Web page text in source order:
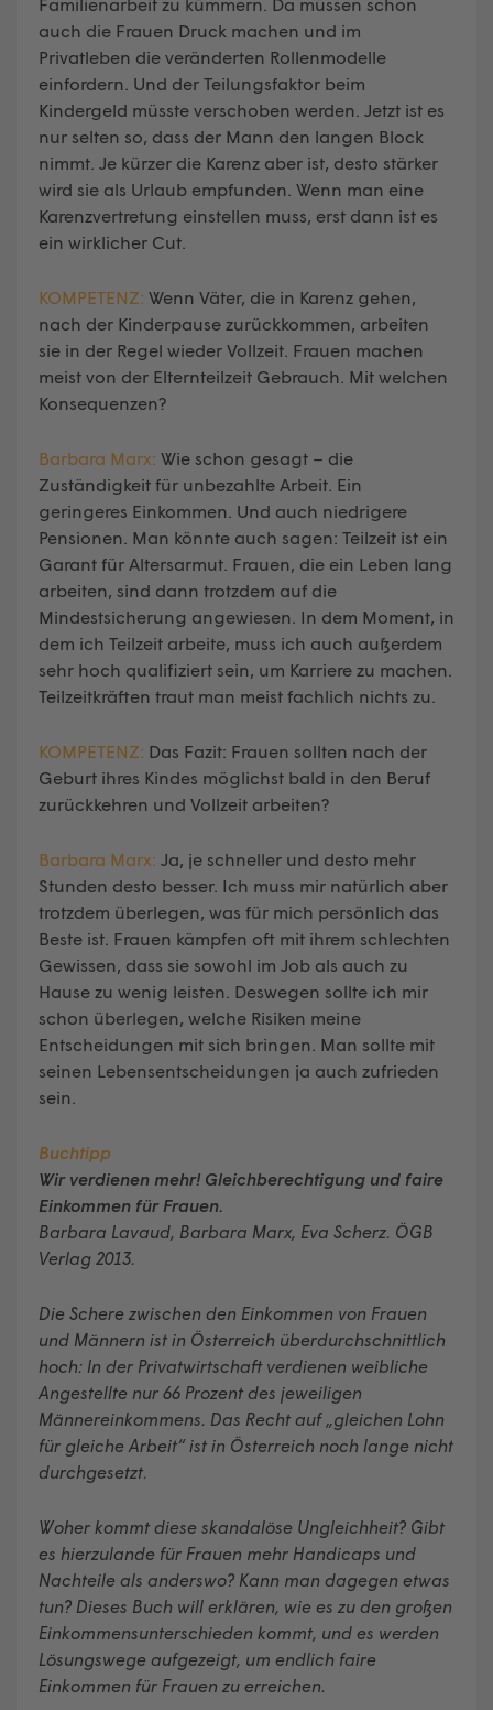
auch die Frauen Druck machen und im
Privatleben die veränderten Rollenmodelle
einfordern. Und der Teilungsfaktor beim
Kindergeld müsste verschoben werden. Jetzt ist es
nur selten so, dass der Mann den langen Block
nimmt. Je kürzer die Karenz aber ist, desto stärker
wird sie als Urlaub empfunden. Wenn man eine
Karenzvertretung einstellen muss, erst dann ist es
ein wirklicher Cut.
KOMPETENZ: Wenn Väter, die in Karenz gehen,
nach der Kinderpause zurückkommen, arbeiten
sie in der Regel wieder Vollzeit. Frauen machen
meist von der Elternteilzeit Gebrauch. Mit welchen
Konsequenzen?
Barbara Marx: Wie schon gesagt – die
Zuständigkeit für unbezahlte Arbeit. Ein
geringeres Einkommen. Und auch niedrigere
Pensionen. Man könnte auch sagen: Teilzeit ist ein
Garant für Altersarmut. Frauen, die ein Leben lang
arbeiten, sind dann trotzdem auf die
Mindestsicherung angewiesen. In dem Moment, in
dem ich Teilzeit arbeite, muss ich auch außerdem
sehr hoch qualifiziert sein, um Karriere zu machen.
Teilzeitkräften traut man meist fachlich nichts zu.
KOMPETENZ: Das Fazit: Frauen sollten nach der
Geburt ihres Kindes möglichst bald in den Beruf
zurückkehren und Vollzeit arbeiten?
Barbara Marx: Ja, je schneller und desto mehr
Stunden desto besser. Ich muss mir natürlich aber
trotzdem überlegen, was für mich persönlich das
Beste ist. Frauen kämpfen oft mit ihrem schlechten
Gewissen, dass sie sowohl im Job als auch zu
Hause zu wenig leisten. Deswegen sollte ich mir
schon überlegen, welche Risiken meine
Entscheidungen mit sich bringen. Man sollte mit
seinen Lebensentscheidungen ja auch zufrieden
sein.
Buchtipp
Wir verdienen mehr! Gleichberechtigung und faire
Einkommen für Frauen.
Barbara Lavaud, Barbara Marx, Eva Scherz. ÖGB
Verlag 2013.
Die Schere zwischen den Einkommen von Frauen
und Männern ist in Österreich überdurchschnittlich
hoch: In der Privatwirtschaft verdienen weibliche
Angestellte nur 66 Prozent des jeweiligen
Männereinkommens. Das Recht auf „gleichen Lohn
für gleiche Arbeit“ ist in Österreich noch lange nicht
durchgesetzt.
Woher kommt diese skandalöse Ungleichheit? Gibt
es hierzulande für Frauen mehr Handicaps und
Nachteile als anderswo? Kann man dagegen etwas
tun? Dieses Buch will erklären, wie es zu den großen
Einkommensunterschieden kommt, und es werden
Lösungswege aufgezeigt, um endlich faire
Einkommen für Frauen zu erreichen.